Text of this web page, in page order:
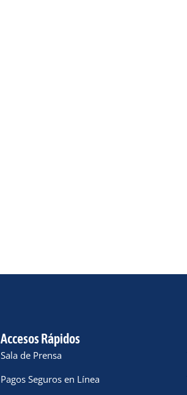
Accesos Rápidos
Sala de Prensa
Pagos Seguros en Línea